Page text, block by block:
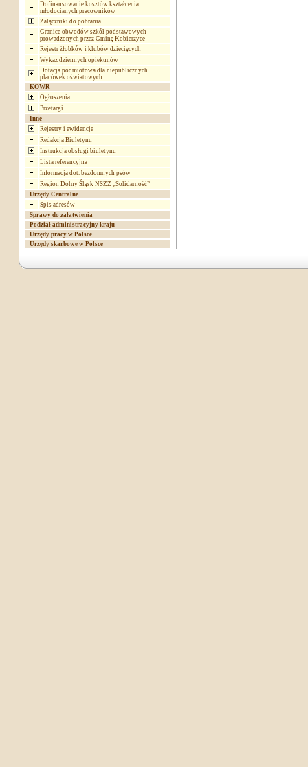
Dofinansowanie kosztów kształcenia
młodocianych pracowników
Załączniki do pobrania
Granice obwodów szkół podstawowych
prowadzonych przez Gminę Kobierzyce
Rejestr żłobków i klubów dziecięcych
Wykaz dziennych opiekunów
Dotacja podmiotowa dla niepublicznych
placówek oświatowych
KOWR
Ogłoszenia
Przetargi
Inne
Rejestry i ewidencje
Redakcja Biuletynu
Instrukcja obsługi biuletynu
Lista referencyjna
Informacja dot. bezdomnych psów
Region Dolny Śląsk NSZZ „Solidarność”
Urzędy Centralne
Spis adresów
Sprawy do załatwienia
Podział administracyjny kraju
Urzędy pracy w Polsce
Urzędy skarbowe w Polsce